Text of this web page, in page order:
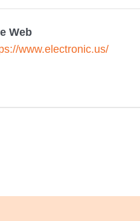
Web
www.electronic.us/